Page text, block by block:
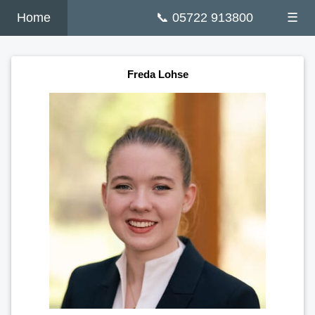
☰
📞 05722 913800
Home
Freda Lohse